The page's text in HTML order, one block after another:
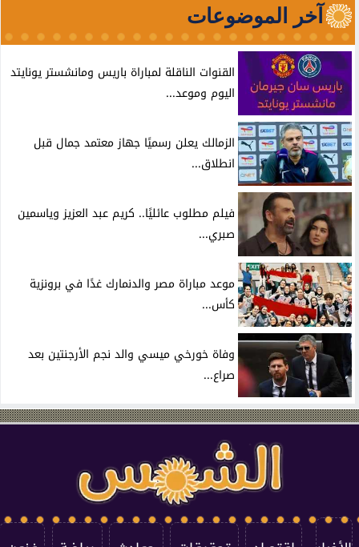
آخر الموضوعات
القنوات الناقلة لمباراة باريس ومانشستر يونايتد
اليوم وموعد...
الزمالك يعلن رسميًا جهاز معتمد جمال قبل
انطلاق...
فيلم مطلوب عائليًا.. كريم عبد العزيز وياسمين
صبري...
موعد مباراة مصر والدنمارك غدًا في برونزية
كأس...
وفاة خورخي ميسي والد نجم الأرجنتين بعد
صراع...